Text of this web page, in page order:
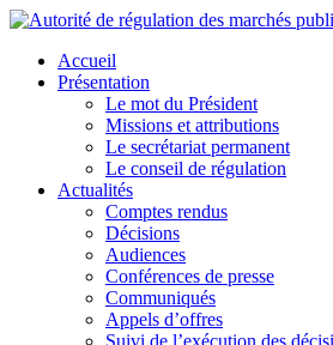
Accueil
Présentation
Le mot du Président
Missions et attributions
Le secrétariat permanent
Le conseil de régulation
Actualités
Comptes rendus
Décisions
Audiences
Conférences de presse
Communiqués
Appels d’offres
Suivi de l’exécution des